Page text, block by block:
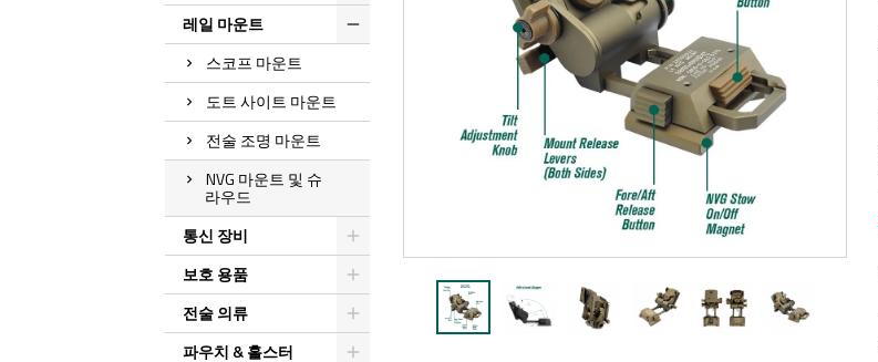
레일 마운트
스코프 마운트
도트 사이트 마운트
전술 조명 마운트
NVG 마운트 및 슈
라우드
통신 장비
보호 용품
전술 의류
파우치 & 홀스터